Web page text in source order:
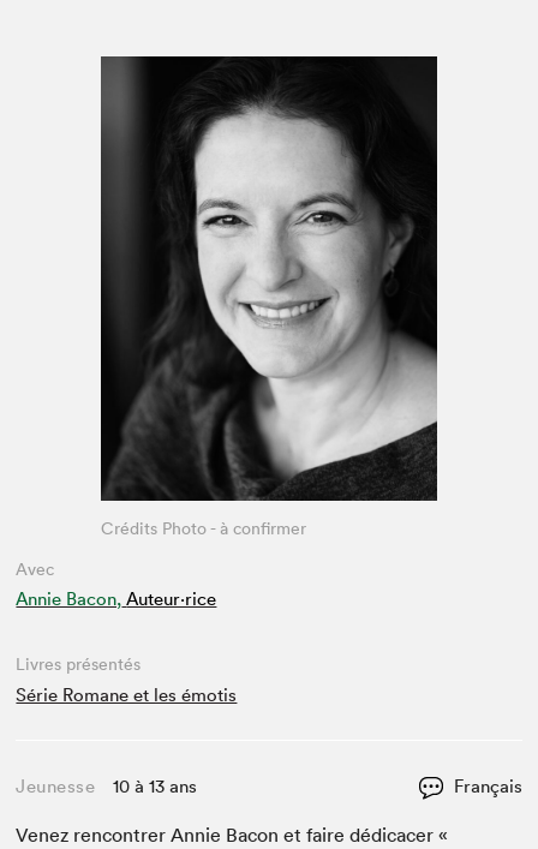
Avec
Annie Bacon, Auteur·rice
Crédits Photo - à confirmer
Livres présentés
Série Romane et les émotis
Jeunesse 10 à 13 ans Français
Venez ren­con­tr­er Annie Bacon et faire dédi­cac­er «